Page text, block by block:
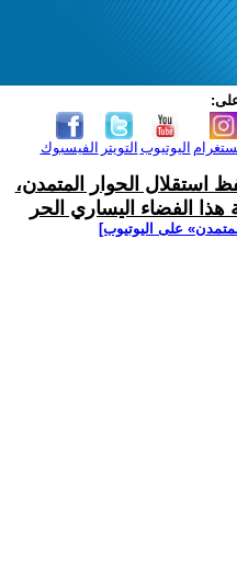
على:
الفيسبوك التويتر اليوتيوب
استقلال الحوار المتمدن،
الفضاء اليساري الحر
على اليوتيوب]